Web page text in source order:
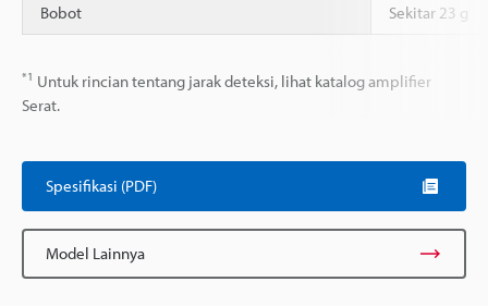
Bobot Sekitar 23 g
*1 Untuk rincian tentang jarak deteksi, lihat katalog amplifier
Serat.
Spesifikasi (PDF)
Model Lainnya